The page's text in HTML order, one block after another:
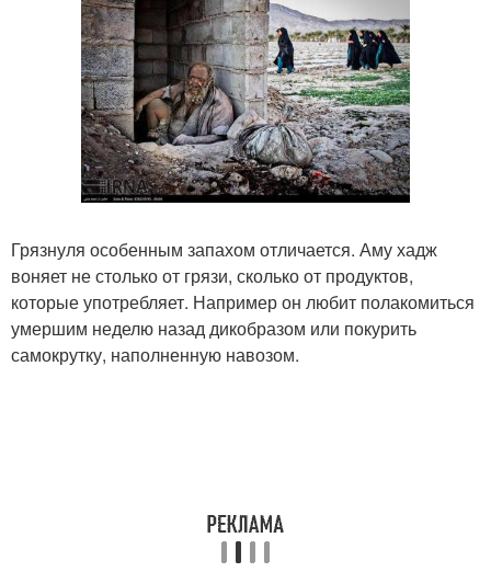
Грязнуля особенным запахом отличается. Аму хадж
воняет не столько от грязи, сколько от продуктов,
которые употребляет. Например он любит полакомиться
умершим неделю назад дикобразом или покурить
самокрутку, наполненную навозом.